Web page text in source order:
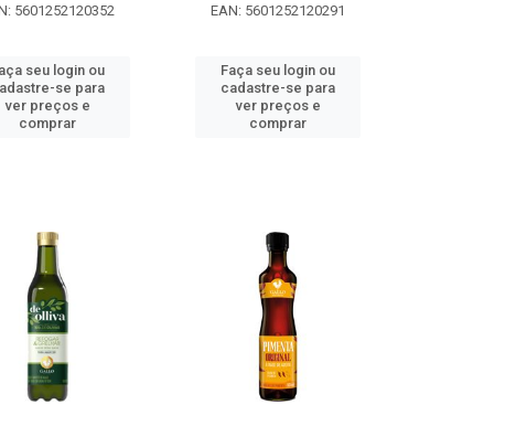
5601252120352
seu login ou
se para
ver preços e
comprar
EAN: 5601252120291
Faça seu login ou
cadastre-se para
ver preços e
comprar